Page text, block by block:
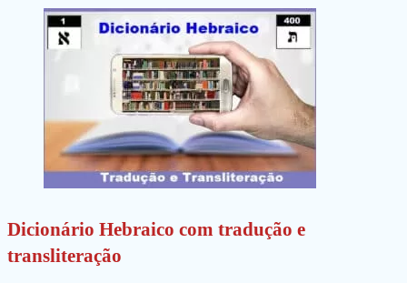
Dicionário Hebraico com tradução e
transliteração